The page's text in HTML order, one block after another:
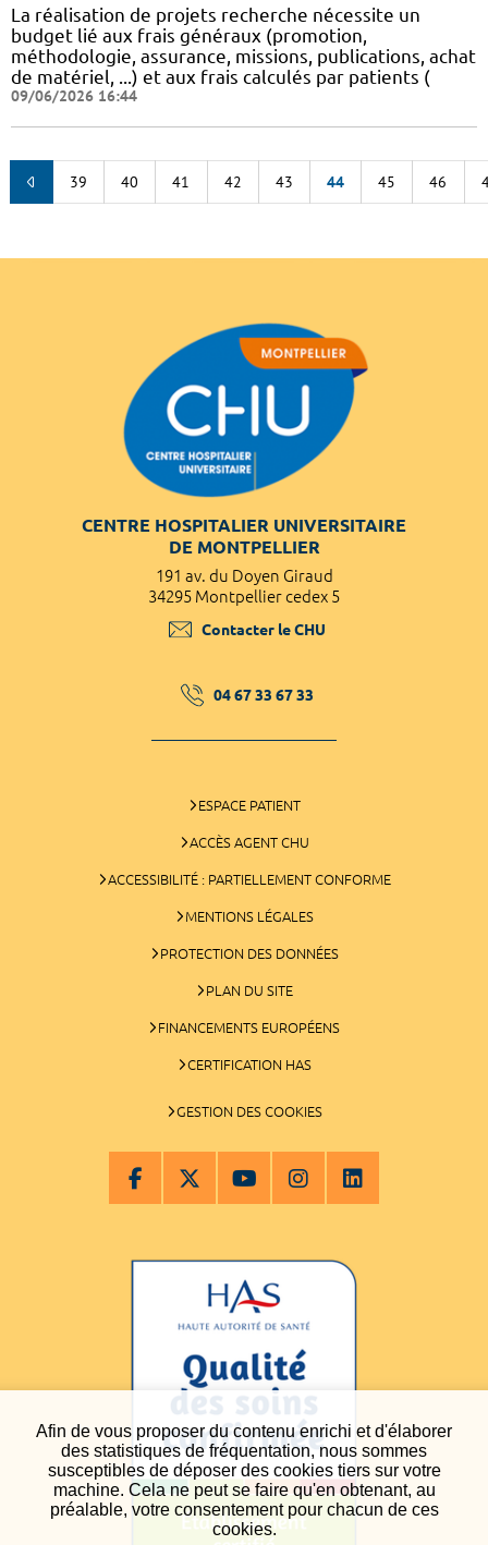
Afin de vous proposer du contenu enrichi et d'élaborer
des statistiques de fréquentation, nous sommes
susceptibles de déposer des cookies tiers sur votre
machine. Cela ne peut se faire qu'en obtenant, au
préalable, votre consentement pour chacun de ces
cookies.
La réalisation de projets recherche nécessite un
budget lié aux frais généraux (promotion,
méthodologie, assurance, missions, publications, achat
de matériel, ...) et aux frais calculés par patients (
09/06/2026 16:44
39 40 41 42 43 44 45 46
CENTRE HOSPITALIER UNIVERSITAIRE
DE MONTPELLIER
191 av. du Doyen Giraud
34295 Montpellier cedex 5
Contacter le CHU
04 67 33 67 33
ESPACE PATIENT
ACCÈS AGENT CHU
ACCESSIBILITÉ : PARTIELLEMENT CONFORME
MENTIONS LÉGALES
PROTECTION DES DONNÉES
PLAN DU SITE
FINANCEMENTS EUROPÉENS
CERTIFICATION HAS
GESTION DES COOKIES